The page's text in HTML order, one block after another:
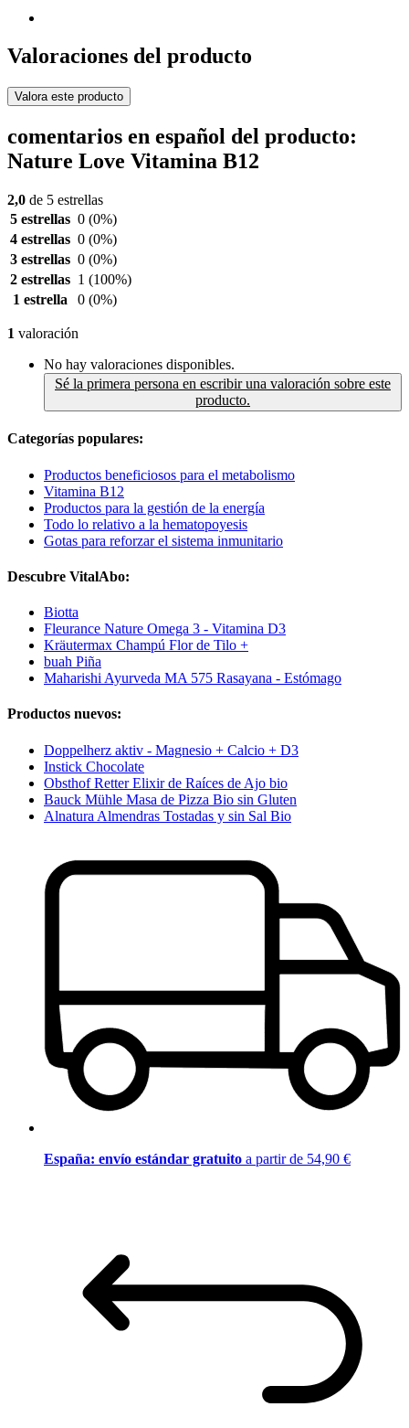
Valoraciones del producto
Valora este producto
comentarios en español del producto:
Nature Love Vitamina B12
2,0 de 5 estrellas
5 estrellas 0 (0%)
4 estrellas 0 (0%)
3 estrellas 0 (0%)
2 estrellas 1 (100%)
1 estrella
0 (0%)
1 valoración
No hay valoraciones disponibles.
Sé la primera persona en escribir una valoración sobre este
producto.
Categorías populares:
Productos beneficiosos para el metabolismo
Vitamina B12
Productos para la gestión de la energía
Todo lo relativo a la hematopoyesis
Gotas para reforzar el sistema inmunitario
Descubre VitalAbo:
Biotta
Fleurance Nature Omega 3 - Vitamina D3
Kräutermax Champú Flor de Tilo +
buah Piña
Maharishi Ayurveda MA 575 Rasayana - Estómago
Productos nuevos:
Doppelherz aktiv - Magnesio + Calcio + D3
Instick Chocolate
Obsthof Retter Elixir de Raíces de Ajo bio
Bauck Mühle Masa de Pizza Bio sin Gluten
Alnatura Almendras Tostadas y sin Sal Bio
España: envío estándar gratuito a partir de 54,90 €